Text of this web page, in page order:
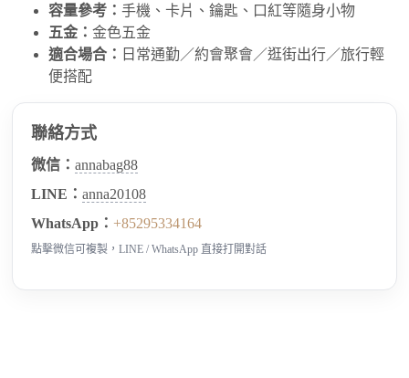
容量參考：手機、卡片、鑰匙、口紅等隨身小物
五金：金色五金
適合場合： 日常通勤／約會聚會／逛街出行／旅行輕
便搭配
聯絡方式
微信：annabag88
LINE：anna20108
WhatsApp：+85295334164
點擊微信可複製，LINE / WhatsApp 直接打開對話